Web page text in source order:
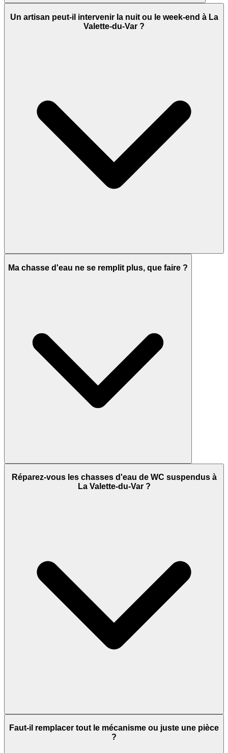
Un artisan peut-il intervenir la nuit ou le week-end à La
Valette-du-Var ?
Ma chasse d'eau ne se remplit plus, que faire ?
Réparez-vous les chasses d'eau de WC suspendus à
La Valette-du-Var ?
Faut-il remplacer tout le mécanisme ou juste une pièce
?